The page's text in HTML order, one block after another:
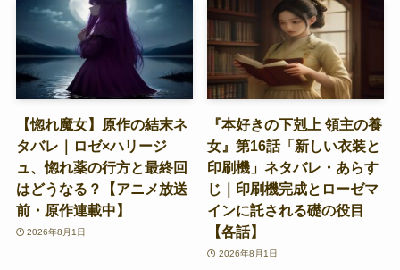
【惚れ魔女】原作の結末ネ
タバレ｜ロゼ×ハリージ
ュ、惚れ薬の行方と最終回
はどうなる？【アニメ放送
前・原作連載中】
2026年8月1日
『本好きの下剋上 領主の養
女』第16話「新しい衣装と
印刷機」ネタバレ・あらす
じ｜印刷機完成とローゼマ
インに託される礎の役目
【各話】
2026年8月1日